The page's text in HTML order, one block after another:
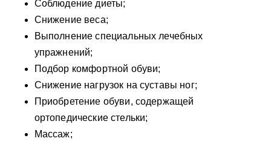
Соблюдение диеты;
Снижение веса;
Выполнение специальных лечебных
упражнений;
Подбор комфортной обуви;
Снижение нагрузок на суставы ног;
Приобретение обуви, содержащей
ортопедические стельки;
Массаж;